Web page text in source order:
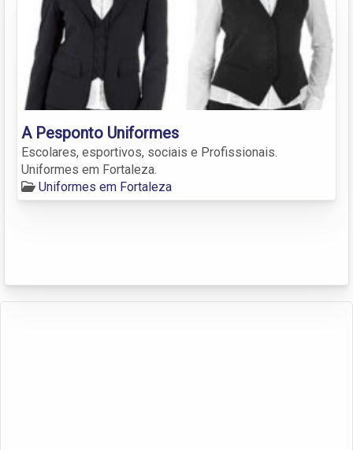
A Pesponto Uniformes
Escolares, esportivos, sociais e Profissionais.
Uniformes em Fortaleza.
Uniformes em Fortaleza